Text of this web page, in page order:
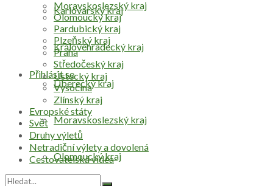
Přihlásit se
Karlovarský kraj
Královéhradecký kraj
Liberecký kraj
Moravskoslezský kraj
Olomoucký kraj
Moravskoslezský kraj
Olomoucký kraj
Pardubický kraj
Plzeňský kraj
Praha
Středočeský kraj
Ústecký kraj
Vysočina
Zlínský kraj
Evropské státy
Svět
Druhy výletů
Netradiční výlety a dovolená
Cestovatelská videa